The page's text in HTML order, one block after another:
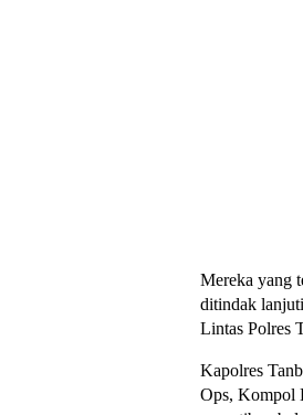
Mereka yang
ditindak
Lintas Polres
Kapolres
Ops, Kompol